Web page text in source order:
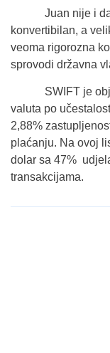
Juan nije i
konvertibilan, a
veoma rigorozna
sprovodi državna
SWIFT je
valuta po
2,88%
plaćanju. Na ovoj
dolar sa 47%
transakcijama.